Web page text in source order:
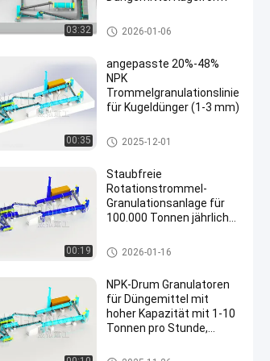
03:32
Produktionslinie für Verbundd
ünger
2026-01-06
00:35
angepasste 20%-48%
NPK
Trommelgranulationslinie
für Kugeldünger (1-3 mm)
Produktionslinie für Verbundd
ünger
2025-12-01
00:19
Staubfreie
Rotationstrommel-
Granulationsanlage für
100.000 Tonnen jährliche
Kugelpartikeln 1 mm-3
mm mit NPK-Gehalt
Produktionslinie für Verbundd
ünger
2026-01-16
NPK-Drum Granulatoren
für Düngemittel mit
hoher Kapazität mit 1-10
Tonnen pro Stunde,
runden Granulaten
Produktionslinie für Verbundd